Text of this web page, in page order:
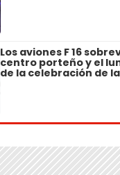
Los aviones F 16
centro porteño y el
de la celebración de